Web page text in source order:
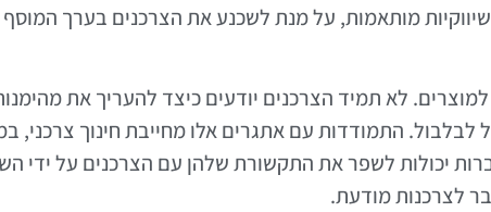
מותאמות, על מנת לשכנע את הצרכנים בערך המוסף
לא תמיד הצרכנים יודעים כיצד להעריך את
התמודדות עם אתגרים אלו מחייבת חינוך צרכני,
יכולות לשפר את התקשורת שלהן עם הצרכנים על ידי
לצרכנות מודעת.